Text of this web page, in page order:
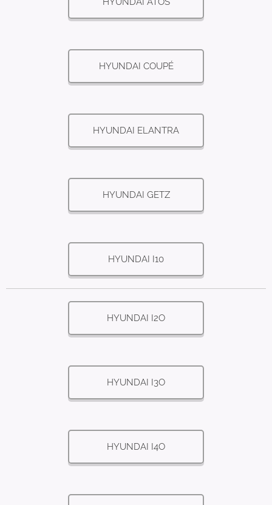
HYUNDAI COUPÉ
HYUNDAI ELANTRA
HYUNDAI GETZ
HYUNDAI I10
HYUNDAI I2O
HYUNDAI I3O
HYUNDAI I4O